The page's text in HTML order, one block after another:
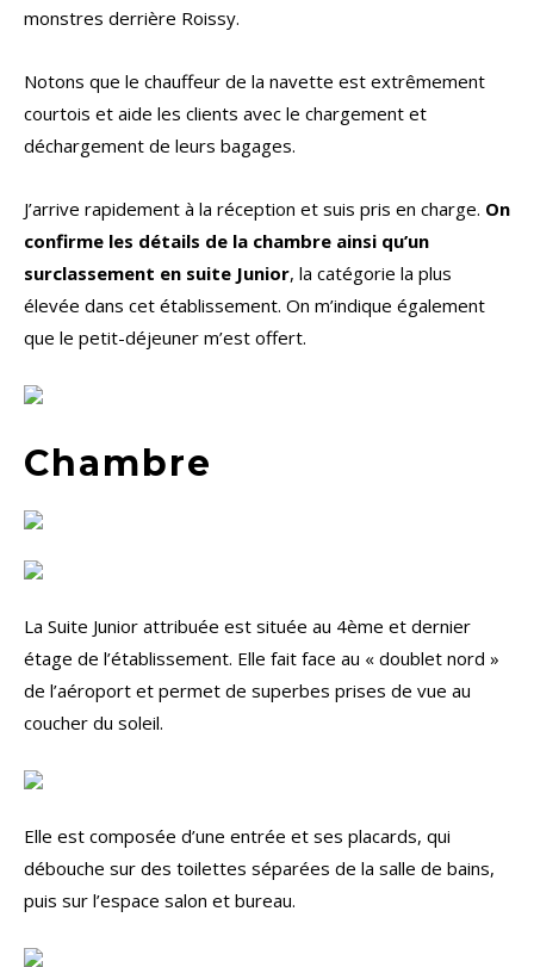
monstres derrière Roissy.
Notons que le chauffeur de la navette est extrêmement
courtois et aide les clients avec le chargement et
déchargement de leurs bagages.
J’arrive rapidement à la réception et suis pris en charge. On
confirme les détails de la chambre ainsi qu’un
surclassement en suite Junior, la catégorie la plus
élevée dans cet établissement. On m’indique également
que le petit-déjeuner m’est offert.
Chambre
La Suite Junior attribuée est située au 4ème et dernier
étage de l’établissement. Elle fait face au « doublet nord »
de l’aéroport et permet de superbes prises de vue au
coucher du soleil.
Elle est composée d’une entrée et ses placards, qui
débouche sur des toilettes séparées de la salle de bains,
puis sur l’espace salon et bureau.